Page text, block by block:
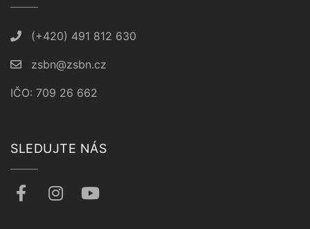
(+420) 491 812 630
zsbn@zsbn.cz
IČO: 709 26 662
SLEDUJTE NÁS